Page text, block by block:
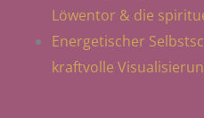
Löwentor & die
Energetischer
kraftvolle